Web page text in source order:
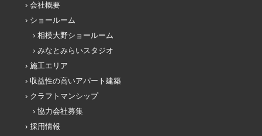
会社概要
ショールーム
相模大野ショールーム
みなとみらいスタジオ
施工エリア
収益性の高いアパート建築
クラフトマンシップ
協力会社募集
採用情報